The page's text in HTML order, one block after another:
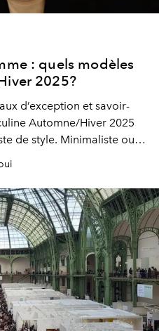
: quels modèles
2025?
d’exception et savoir-
Automne/Hiver 2025
de style. Minimaliste ou
l’homme moderne :
son allure.
affirme sa
technique et désir